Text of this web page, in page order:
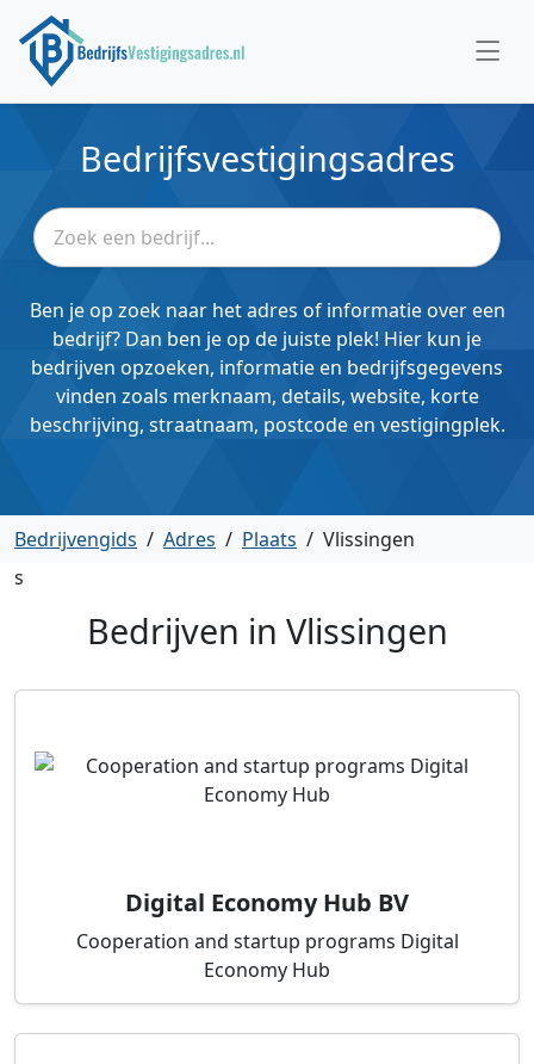
Bedrijfsvestigingsadres
Ben je op zoek naar het adres of informatie over een
bedrijf? Dan ben je op de juiste plek! Hier kun je
bedrijven opzoeken, informatie en bedrijfsgegevens
vinden zoals merknaam, details, website, korte
beschrijving, straatnaam, postcode en vestigingplek.
Bedrijvengids / Adres / Plaats / Vlissingen
s
Bedrijven in Vlissingen
Digital Economy Hub BV
Cooperation and startup programs Digital
Economy Hub